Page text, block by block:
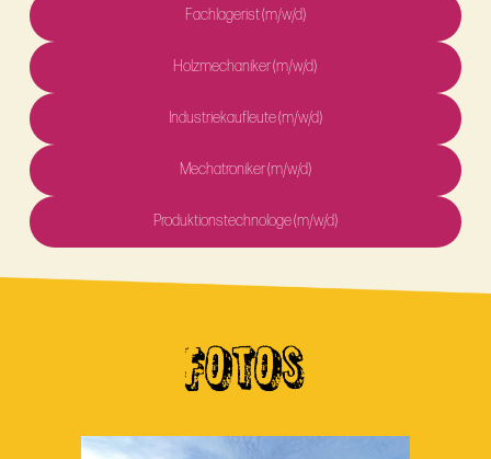
Fachlagerist (m/w/d)
Holzmechaniker (m/w/d)
Industriekaufleute (m/w/d)
Mechatroniker (m/w/d)
Produktionstechnologe (m/w/d)
FOTOS